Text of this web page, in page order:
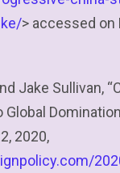
> accessed on
Jake Sullivan,
2020,